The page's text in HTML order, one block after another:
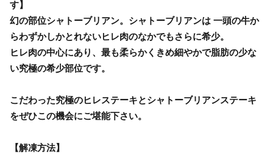
す】
幻の部位シャトーブリアン。シャトーブリアンは 一頭の牛か
らわずかしかとれないヒレ肉のなかでもさらに希少。
ヒレ肉の中心にあり、最も柔らかくきめ細やかで脂肪の少な
い究極の希少部位です。
こだわった究極のヒレステーキとシャトーブリアンステーキ
をぜひこの機会にご堪能下さい。
【解凍方法】